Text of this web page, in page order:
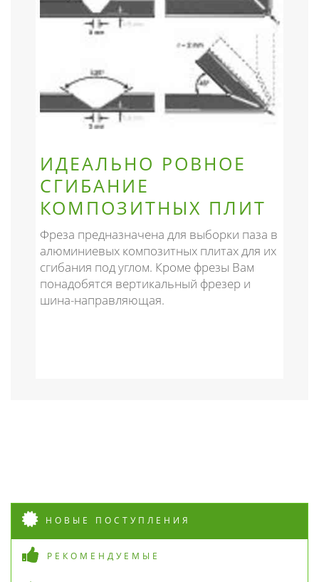
ИДЕАЛЬНО РОВНОЕ
СГИБАНИЕ
КОМПОЗИТНЫХ ПЛИТ
Фреза предназначена для выборки паза в
алюминиевых композитных плитах для их
сгибания под углом. Кроме фрезы Вам
понадобятся вертикальный фрезер и
шина-направляющая.
НОВЫЕ ПОСТУПЛЕНИЯ
РЕКОМЕНДУЕМЫЕ